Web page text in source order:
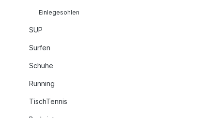
Einlegesohlen
SUP
Surfen
Schuhe
Running
TischTennis